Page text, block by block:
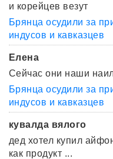
и корейцев везут
Брянца осудили за
индусов и кавказцев
Елена
Сейчас они наши
Брянца осудили за
индусов и кавказцев
кувалда вялого
дед хотел купил
как продукт ...